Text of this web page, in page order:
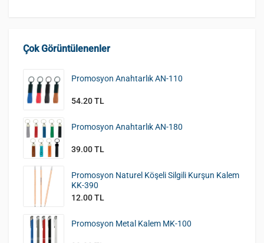
Çok Görüntülenenler
Promosyon Anahtarlık AN-110
54.20 TL
Promosyon Anahtarlık AN-180
39.00 TL
Promosyon Naturel Köşeli Silgili Kurşun Kalem
KK-390
12.00 TL
Promosyon Metal Kalem MK-100